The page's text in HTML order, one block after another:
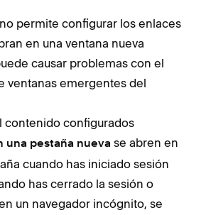
permite configurar los enlaces
en una ventana nueva
causar problemas con el
ventanas emergentes del
contenido configurados
una pestaña nueva se abren en
cuando has iniciado sesión
has cerrado la sesión o
un navegador incógnito, se